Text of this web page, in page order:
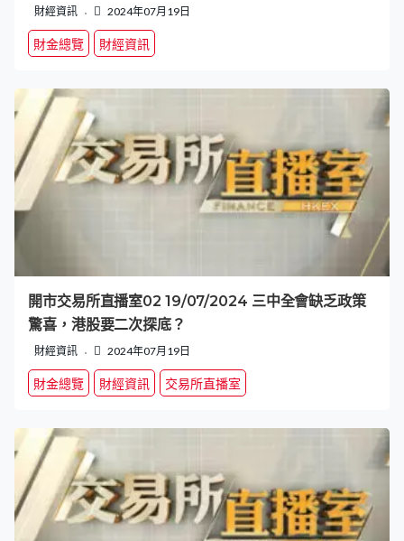
財經資訊 2024年07月19日
財金總覽 財經資訊
開市交易所直播室02 19/07/2024 三中全會缺乏政策
驚喜，港股要二次探底？
財經資訊 2024年07月19日
財金總覽 財經資訊 交易所直播室